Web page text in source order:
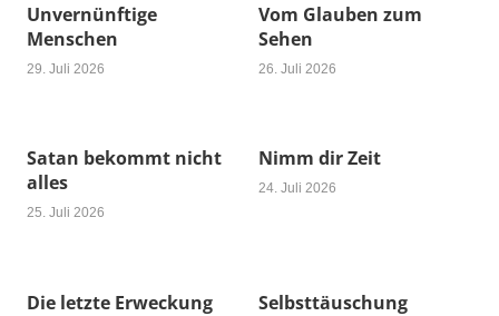
Unvernünftige
Menschen
29. Juli 2026
Vom Glauben zum
Sehen
26. Juli 2026
Satan bekommt nicht
alles
25. Juli 2026
Nimm dir Zeit
24. Juli 2026
Die letzte Erweckung Selbsttäuschung